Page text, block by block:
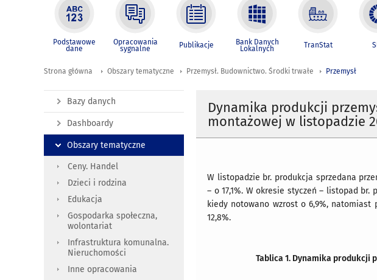
Podstawowe
dane
Opracowania
sygnalne Publikacje Bank Danych
Lokalnych TranStat
Strona główna Obszary tematyczne Przemysł. Budownictwo. Środki trwałe Przemysł
Dynamika produkcji
montażowej w listopadzie
W listopadzie br. produkcja sprzedana
– o 17,1%. W okresie styczeń – listopad br.
kiedy notowano wzrost o 6,9%, natomiast
12,8%.
Tablica 1. Dynamika produkcji
Bazy danych
Dashboardy
Obszary tematyczne
Ceny. Handel
Dzieci i rodzina
Edukacja
Gospodarka społeczna,
wolontariat
Infrastruktura komunalna.
Nieruchomości
Inne opracowania